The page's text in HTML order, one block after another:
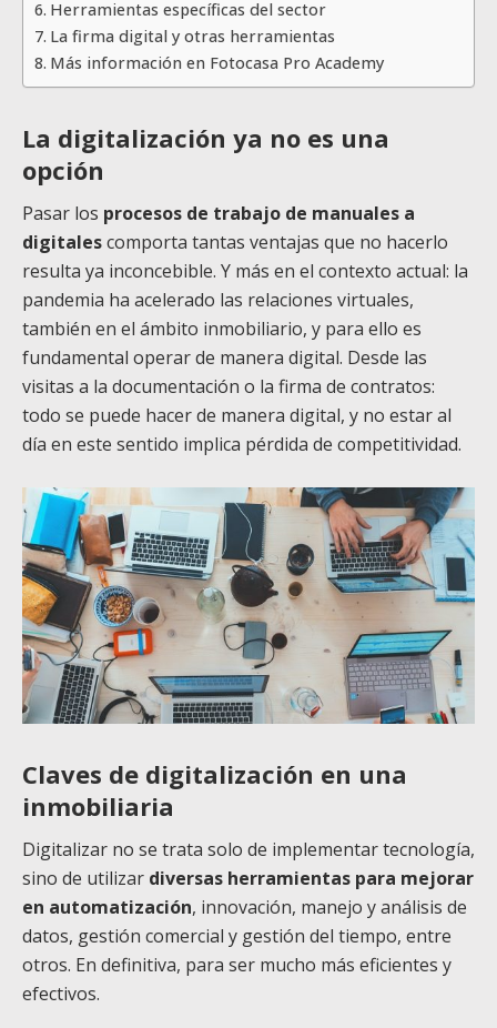
Herramientas específicas del sector
La firma digital y otras herramientas
Más información en Fotocasa Pro Academy
La digitalización ya no es una
opción
Pasar los procesos de trabajo de manuales a
digitalescomporta tantas ventajas que no hacerlo
resulta ya inconcebible. Y más en el contexto actual: la
pandemia ha acelerado las relaciones virtuales,
también en el ámbito inmobiliario, y para ello es
fundamental operar de manera digital. Desde las
visitas a la documentación o la firma de contratos:
todo se puede hacer de manera digital, y no estar al
día en este sentido implica pérdida de competitividad.
Claves de digitalización en una
inmobiliaria
Digitalizar no se trata solo de implementar tecnología,
sino de utilizar diversas herramientas para mejorar
en automatización, innovación, manejo y análisis de
datos, gestión comercial y gestión del tiempo, entre
otros. En definitiva, para ser mucho más eficientes y
efectivos.